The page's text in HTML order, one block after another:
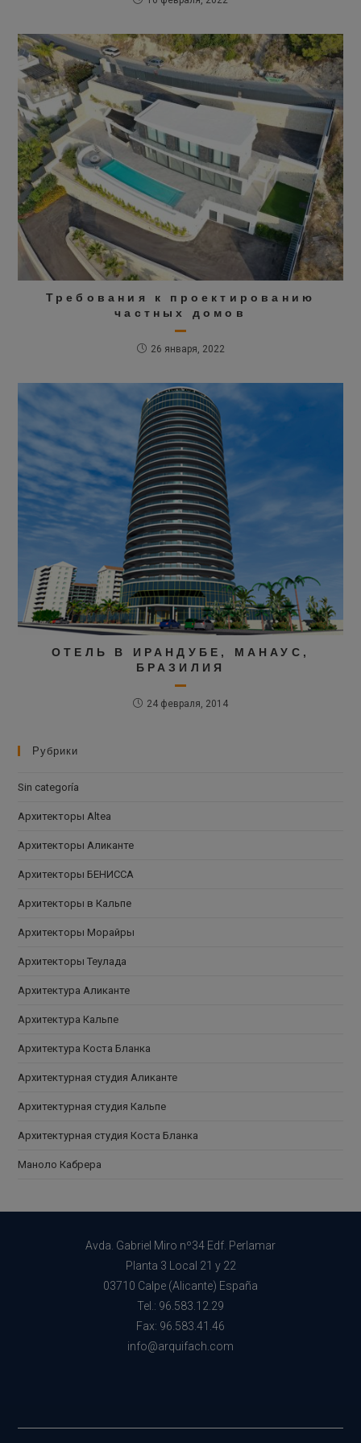
Требования к проектированию
частных домов
26 января, 2022
ОТЕЛЬ В ИРАНДУБЕ, МАНАУС,
БРАЗИЛИЯ
24 февраля, 2014
Рубрики
Sin categoría
Архитекторы Altea
Архитекторы Аликанте
Архитекторы БЕНИССА
Архитекторы в Кальпе
Архитекторы Морайры
Архитекторы Теулада
Архитектура Аликанте
Архитектура Кальпе
Архитектура Коста Бланка
Архитектурная студия Аликанте
Архитектурная студия Кальпе
Архитектурная студия Коста Бланка
Маноло Кабрера
Avda. Gabriel Miro nº34 Edf. Perlamar
Planta 3 Local 21 y 22
03710 Calpe (Alicante) España
Tel.: 96.583.12.29
Fax: 96.583.41.46
info@arquifach.com